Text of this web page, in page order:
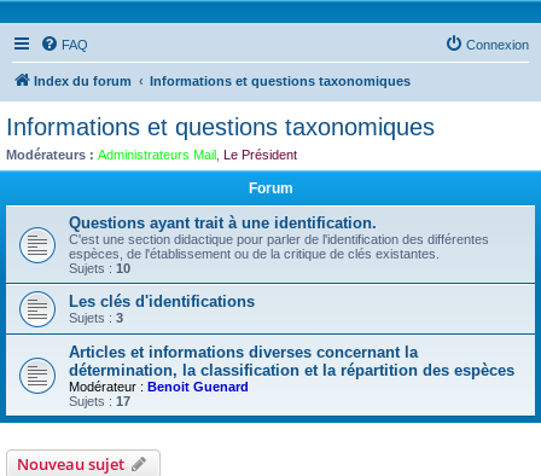
FAQ Connexion
Index du forum Informations et questions taxonomiques
Informations et questions taxonomiques
Modérateurs : Administrateurs Mail Le Président
Forum
Questions ayant trait à une identification.
C'est une section didactique pour parler de l'identification des différentes
espèces, de l'établissement ou de la critique de clés existantes.
Sujets : 10
Les clés d'identifications
Sujets : 3
Articles et informations diverses concernant la
détermination, la classification et la répartition des espèces
Modérateur : Benoit Guenard
Sujets : 17
Nouveau sujet